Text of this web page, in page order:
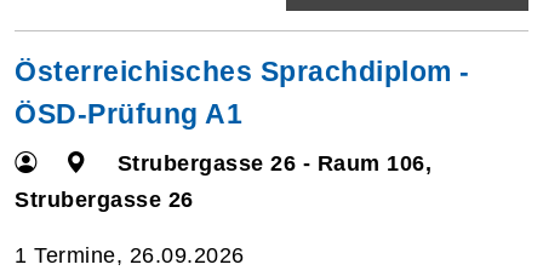
Österreichisches Sprachdiplom -
ÖSD-Prüfung A1
Strubergasse 26 - Raum 106,
Strubergasse 26
1 Termine, 26.09.2026